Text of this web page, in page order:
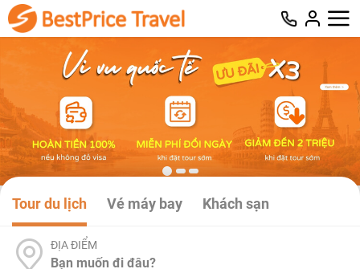
Tour du lịch Vé máy bay Khách sạn
ĐỊA ĐIỂM